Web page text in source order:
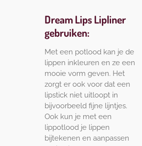
Dream Lips Lipliner
gebruiken:
Met een potlood kan je de
lippen inkleuren en ze een
mooie vorm geven. Het
zorgt er ook voor dat een
lipstick niet uitloopt in
bijvoorbeeld fijne lijntjes.
Ook kun je met een
lippotlood je lippen
bijtekenen en aanpassen